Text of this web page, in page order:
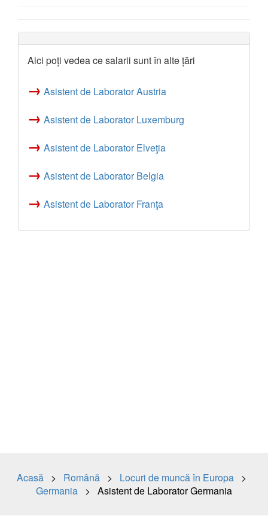
Aici poți vedea ce salarii sunt în alte țări
→ Asistent de Laborator Austria
→ Asistent de Laborator Luxemburg
→ Asistent de Laborator Elveţia
→ Asistent de Laborator Belgia
→ Asistent de Laborator Franţa
Acasă > Română > Locuri de muncă în Europa >
Germania > Asistent de Laborator Germania